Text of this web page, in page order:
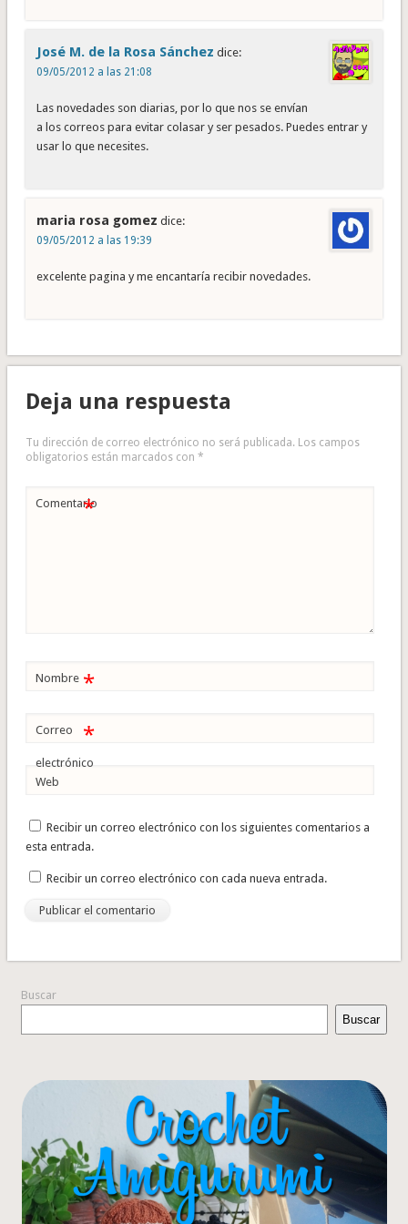
José M. de la Rosa Sánchez dice:
09/05/2012 a las 21:08
Las novedades son diarias, por lo que nos se envían
a los correos para evitar colasar y ser pesados. Puedes entrar y
usar lo que necesites.
maria rosa gomez dice:
09/05/2012 a las 19:39
excelente pagina y me encantaría recibir novedades.
Deja una respuesta
Tu dirección de correo electrónico no será publicada. Los campos
obligatorios están marcados con *
Comentario
*
Nombre *
Correo
electrónico
*
Web
Recibir un correo electrónico con los siguientes comentarios a
esta entrada.
Recibir un correo electrónico con cada nueva entrada.
Buscar
Buscar